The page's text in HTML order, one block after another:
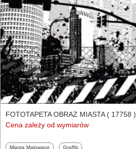
FOTOTAPETA OBRAZ MIASTA ( 17758 )
Cena zależy od wymiarów
Fototapety
Miasta Malowane Fototapety
Graffiti